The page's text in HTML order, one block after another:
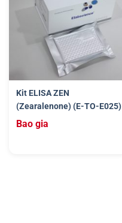
Kit ELISA ZEN
(Zearalenone) (E-TO-E025)
Bao gia